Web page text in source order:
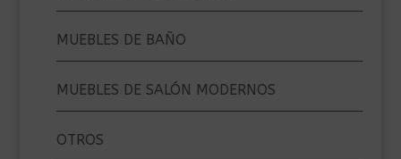
MUEBLES DE BAÑO
MUEBLES DE SALÓN MODERNOS
OTROS